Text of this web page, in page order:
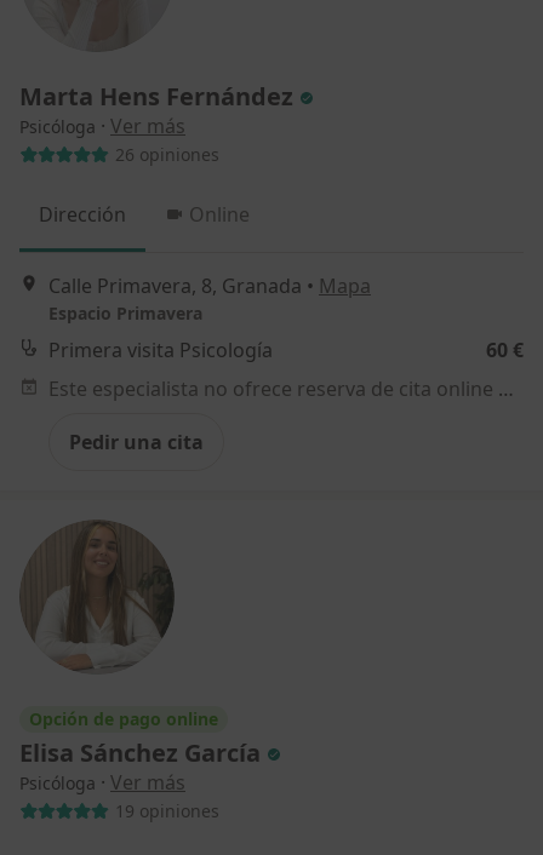
Marta Hens Fernández
Psicóloga · Ver más
26 opiniones
Dirección Online
Calle Primavera, 8, Granada • Mapa
Espacio Primavera
Primera visita Psicología
60 €
Este especialista no ofrece reserva de cita online en esta dirección.
Pedir una cita
Opción de pago online
Elisa Sánchez García
Psicóloga · Ver más
19 opiniones